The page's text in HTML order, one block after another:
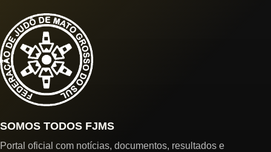
SOMOS TODOS FJMS
Portal oficial com notícias, documentos, resultados e